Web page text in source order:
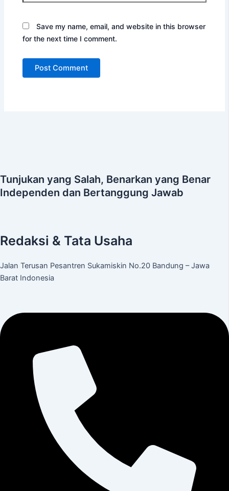
Save my name, email, and website in this browser
for the next time I comment.
Tunjukan yang Salah, Benarkan yang Benar
Independen dan Bertanggung Jawab
Redaksi & Tata Usaha
Jalan Terusan Pesantren Sukamiskin No.20 Bandung – Jawa
Barat Indonesia